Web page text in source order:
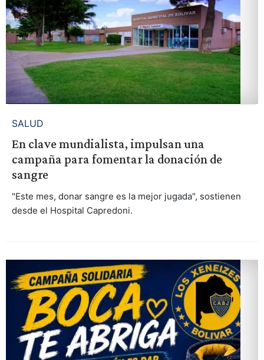
SALUD
En clave mundialista, impulsan una
campaña para fomentar la donación de
sangre
"Este mes, donar sangre es la mejor jugada", sostienen
desde el Hospital Capredoni.